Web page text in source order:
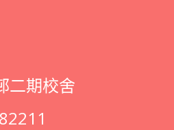
二期校舍